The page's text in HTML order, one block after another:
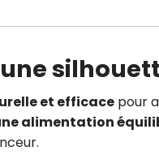
et efficace pour
alimentation